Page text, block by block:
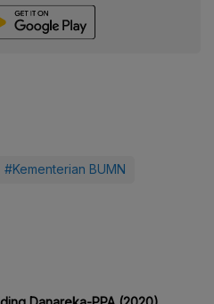
#Kementerian BUMN